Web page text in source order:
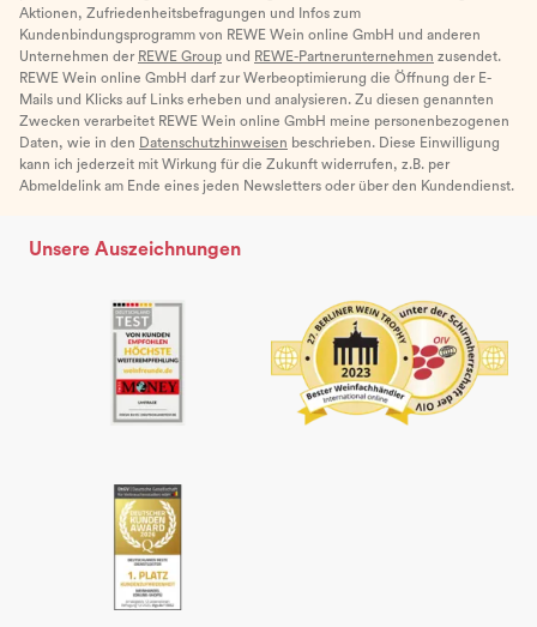
Aktionen, Zufriedenheitsbefragungen und Infos zum
Kundenbindungsprogramm von REWE Wein online GmbH und anderen
Unternehmen der REWE Group und REWE-Partnerunternehmen zusendet.
REWE Wein online GmbH darf zur Werbeoptimierung die Öffnung der E-
Mails und Klicks auf Links erheben und analysieren. Zu diesen genannten
Zwecken verarbeitet REWE Wein online GmbH meine personenbezogenen
Daten, wie in den Datenschutzhinweisen beschrieben. Diese Einwilligung
kann ich jederzeit mit Wirkung für die Zukunft widerrufen, z.B. per
Abmeldelink am Ende eines jeden Newsletters oder über den Kundendienst.
Unsere Auszeichnungen